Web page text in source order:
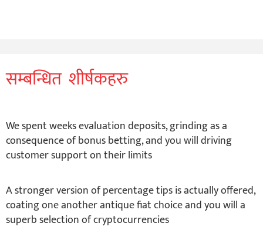
सम्बन्धित शीर्षकहरु
We spent weeks evaluation deposits, grinding as a
consequence of bonus betting, and you will driving
customer support on their limits
A stronger version of percentage tips is actually offered,
coating one another antique fiat choice and you will a
superb selection of cryptocurrencies